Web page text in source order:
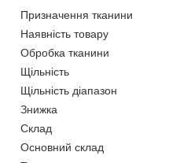
Призначення тканини
Наявність товару
Обробка тканини
Щільність
Щільність діапазон
Знижка
Склад
Основний склад